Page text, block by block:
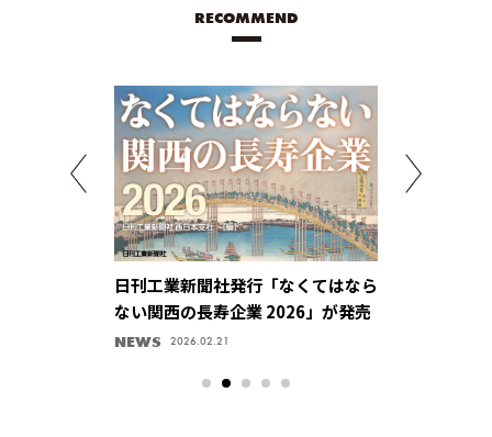
RECOMMEND
日刊工業新聞社発行「なくてはなら
ない関西の長寿企業 2026」が発売
NEWS 2026.02.21